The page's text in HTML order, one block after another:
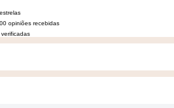
opiniões recebidas